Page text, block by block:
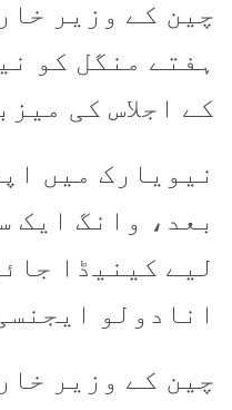
چین کے وزیر
ہفتے منگل کو
کے اجلاس کی
نیویارک میں
بعد، وانگ ایک
لیے کینیڈا
انادولو
چین کے وزیر